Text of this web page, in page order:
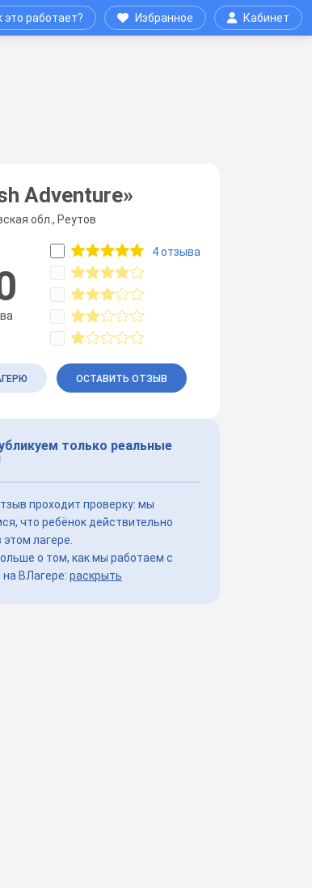
это работает? Избранное Кабинет
Adventure»
обл., Реутов
4 отзыва
ОСТАВИТЬ ОТЗЫВ
только реальные
проходит проверку: мы
что ребёнок действительно
лагере.
о том, как мы работаем с
ВЛагере: раскрыть